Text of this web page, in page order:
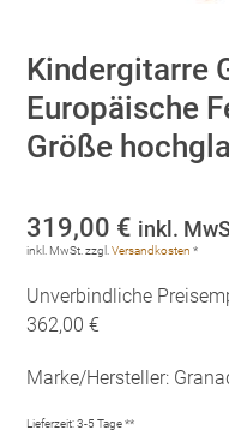
Kindergitarre
Europäische
Größe
319,00 € inkl.
inkl. MwSt. zzgl.Versandkosten *
Unverbindliche
362,00 €
Marke/Hersteller:
Lieferzeit:3-5 Tage **